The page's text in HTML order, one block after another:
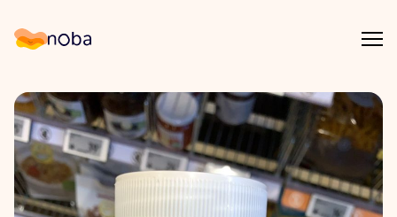
Noba